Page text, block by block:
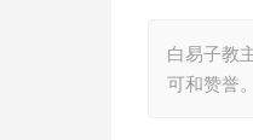
白易子教
可和赞誉